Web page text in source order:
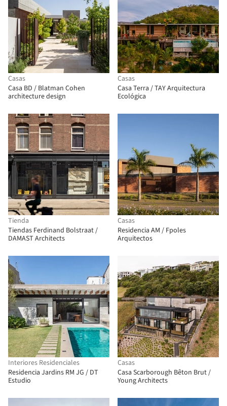
Casas
Casa BD / Blatman Cohen
architecture design
Casas
Casa Terra / TAY Arquitectura
Ecológica
Tienda
Tiendas Ferdinand Bolstraat /
DAMAST Architects
Casas
Residencia AM / Fpoles
Arquitectos
Interiores Residenciales
Residencia Jardins RM JG / DT
Estudio
Casas
Casa Scarborough Bêton Brut /
Young Architects